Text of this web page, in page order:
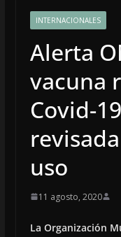
INTERNACIONALES
Alerta
vacuna
Covid-
uso
11 agosto, 2020
La Organización